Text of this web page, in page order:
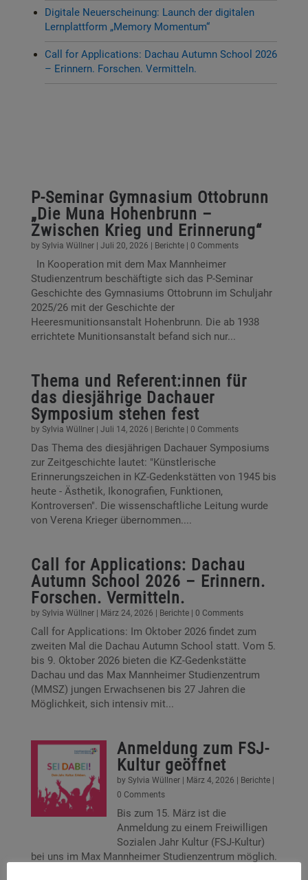
Digitale Neuerscheinung: Launch der digitalen
Lernplattform „Memory Momentum“
Call for Applications: Dachau Autumn School 2026
– Erinnern. Forschen. Vermitteln.
P-Seminar Gymnasium Ottobrunn
„Die Muna Hohenbrunn –
Zwischen Krieg und Erinnerung“
by Sylvia Wüllner Juli 20, 2026 Berichte | 0 Comments
In Kooperation mit dem Max Mannheimer
Studienzentrum beschäftigte sich das P-Seminar
Geschichte des Gymnasiums Ottobrunn im Schuljahr
2025/26 mit der Geschichte der
Heeresmunitionsanstalt Hohenbrunn. Die ab 1938
errichtete Munitionsanstalt befand sich nur...
Thema und Referent:innen für
das diesjährige Dachauer
Symposium stehen fest
by Sylvia Wüllner Juli 14, 2026 Berichte | 0 Comments
Das Thema des diesjährigen Dachauer Symposiums
zur Zeitgeschichte lautet: "Künstlerische
Erinnerungszeichen in KZ-Gedenkstätten von 1945 bis
heute - Ästhetik, Ikonografien, Funktionen,
Kontroversen". Die wissenschaftliche Leitung wurde
von Verena Krieger übernommen....
Call for Applications: Dachau
Autumn School 2026 – Erinnern.
Forschen. Vermitteln.
by Sylvia Wüllner März 24, 2026 Berichte | 0 Comments
Call for Applications: Im Oktober 2026 findet zum
zweiten Mal die Dachau Autumn School statt. Vom 5.
bis 9. Oktober 2026 bieten die KZ-Gedenkstätte
Dachau und das Max Mannheimer Studienzentrum
(MMSZ) jungen Erwachsenen bis 27 Jahren die
Möglichkeit, sich intensiv mit...
Anmeldung zum FSJ-
Kultur geöffnet
by Sylvia Wüllner März 4, 2026 Berichte
0 Comments
Bis zum 15. März ist die
Anmeldung zu einem Freiwilligen
Sozialen Jahr Kultur (FSJ-Kultur)
bei uns im Max Mannheimer Studienzentrum möglich.